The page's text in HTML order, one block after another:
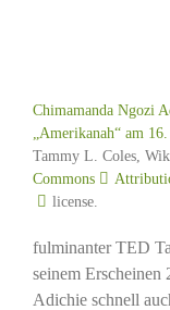
Chimamanda Ngozi
„Amerikanah“ am
Tammy L. Coles,
Commons
license.
fulminanter TED
seinem Erscheinen
Adichie schnell